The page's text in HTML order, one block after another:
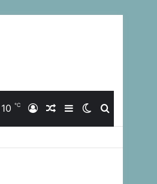
Buscar
Switch
skin
Barra
Lateral
Artículo
Aleatorio
Iniciar
Sesión
10 ℃